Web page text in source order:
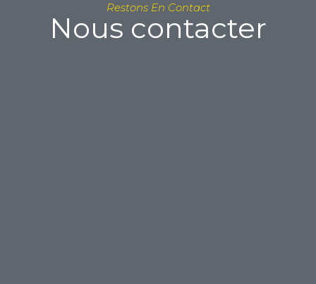
Restons En Contact
Nous contacter